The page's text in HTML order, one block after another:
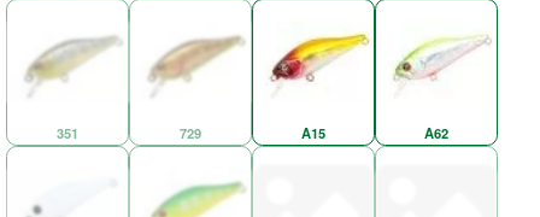
351 729 A15 A62